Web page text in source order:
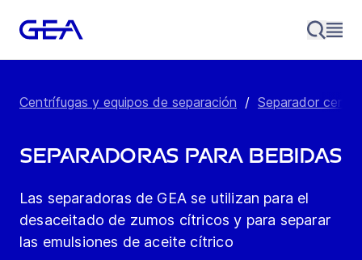
Centrífugas y equipos de separación / Separador
Separadoras para Bebidas
Las separadoras de GEA se utilizan para el
desaceitado de zumos cítricos y para separar
las emulsiones de aceite cítrico